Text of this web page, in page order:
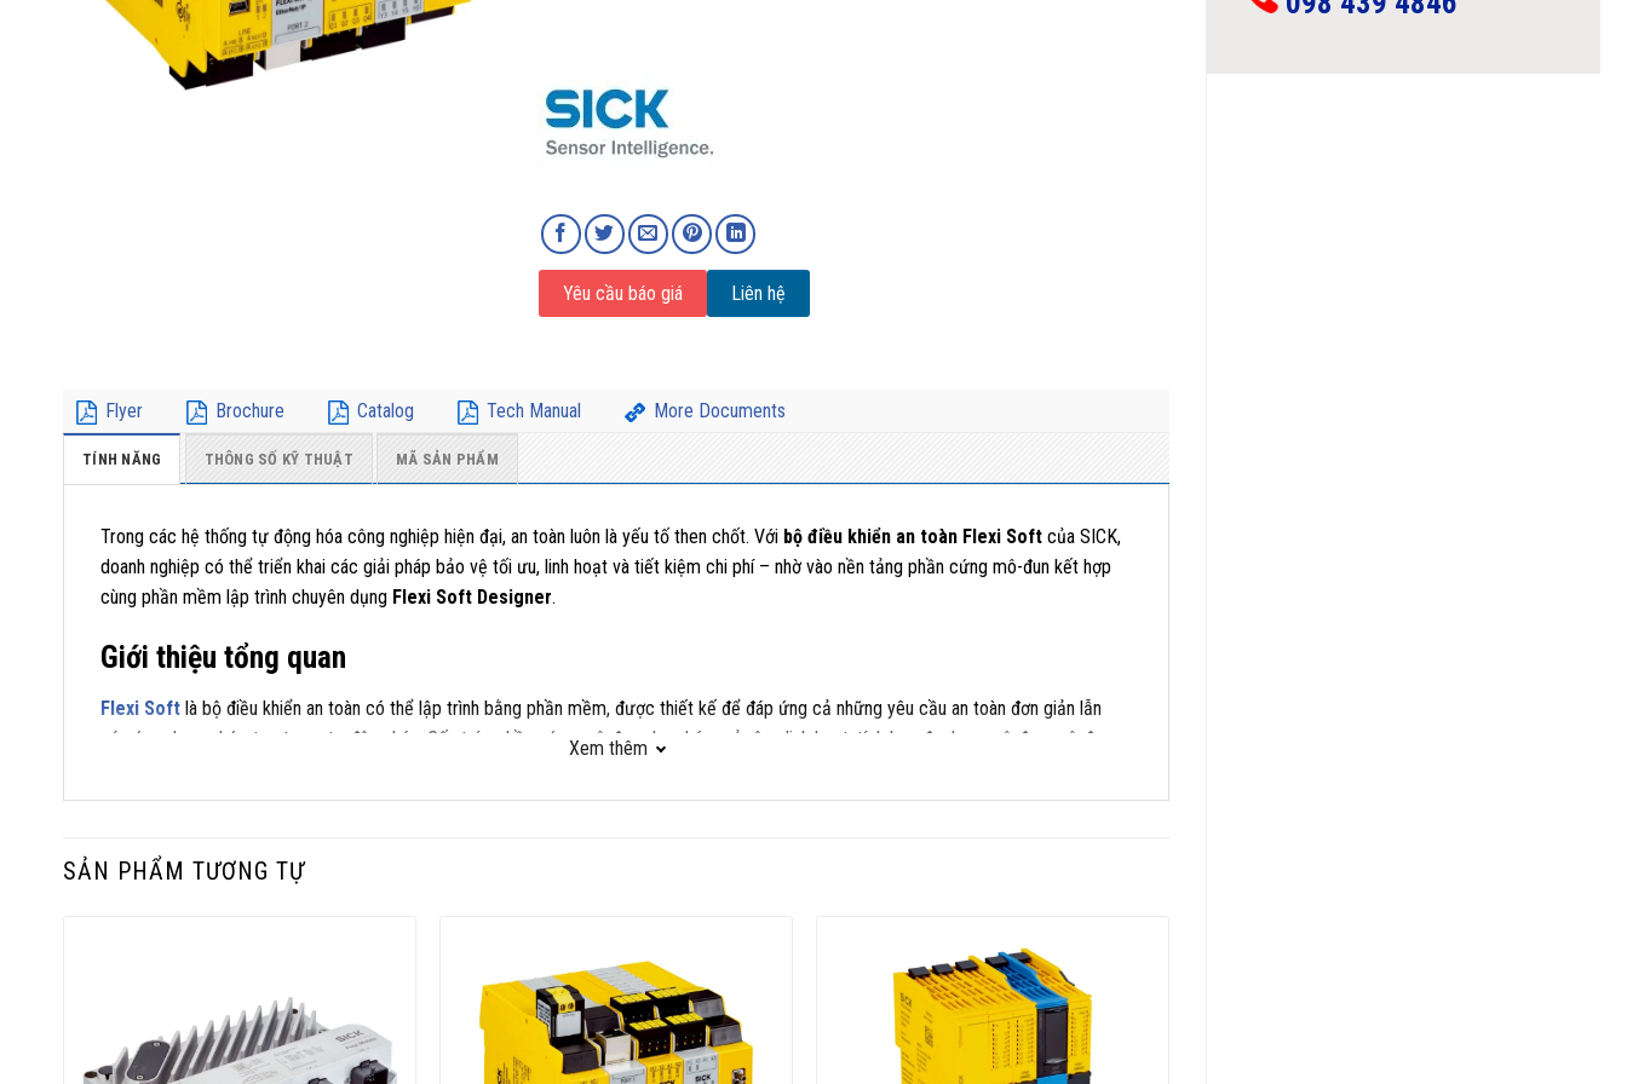
Yêu cầu báo giá Liên hệ
Flyer Brochure Catalog Tech Manual More Documents
TÍNH NĂNG THÔNG SỐ KỸ THUẬT MÃ SẢN PHẨM
Trong các hệ thống tự động hóa công nghiệp hiện đại, an toàn luôn là yếu tố then chốt. Với bộ điều khiển an toàn Flexi Soft của SICK,
doanh nghiệp có thể triển khai các giải pháp bảo vệ tối ưu, linh hoạt và tiết kiệm chi phí – nhờ vào nền tảng phần cứng mô-đun kết hợp
cùng phần mềm lập trình chuyên dụng Flexi Soft Designer.
Giới thiệu tổng quan
Flexi Soft là bộ điều khiển an toàn có thể lập trình bằng phần mềm, được thiết kế để đáp ứng cả những yêu cầu an toàn đơn giản lẫn
các ứng dụng phức tạp trong tự động hóa. Cấu trúc phần cứng mô-đun cho phép mở rộng linh hoạt, tích hợp đa dạng mô-đun: mô-đun
quan, từ khâu thiết kế ban đầu đến giai đoạn vận hành và bảo trì.
Xem thêm
SẢN PHẨM TƯƠNG TỰ